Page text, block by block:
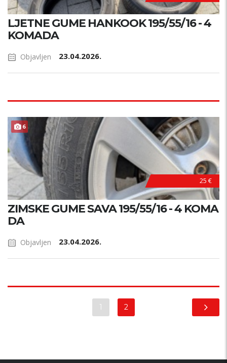
LJETNE GUME HANKOOK 195/55/16 - 4
KOMADA
Objavljen 23.04.2026.
6 PRILIKA !
25 €
ZIMSKE GUME SAVA 195/55/16 - 4 KOMA
DA
Objavljen 23.04.2026.
1 2